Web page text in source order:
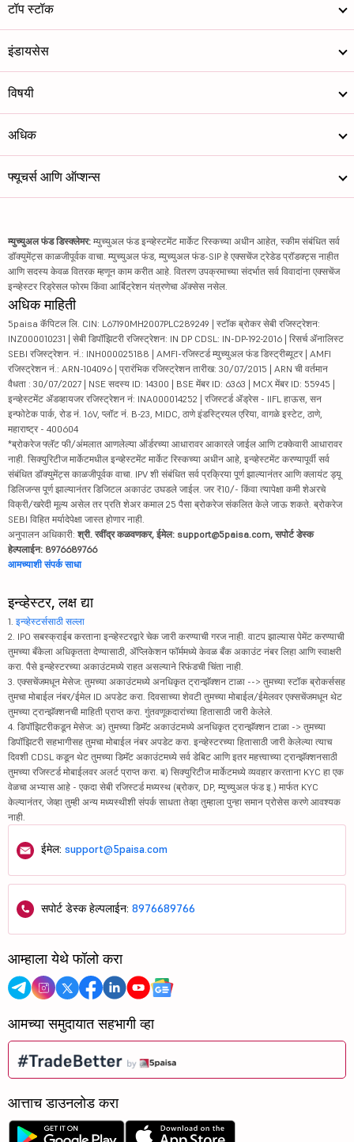
टॉप स्टॉक
इंडायसेस
विषयी
अधिक
फ्यूचर्स आणि ऑप्शन्स
म्युच्युअल फंड डिस्क्लेमर: म्युच्युअल फंड इन्व्हेस्टमेंट मार्केट रिस्कच्या अधीन आहेत, स्कीम संबंधित सर्व
डॉक्युमेंट्स काळजीपूर्वक वाचा. म्युच्युअल फंड, म्युच्युअल फंड-SIP हे एक्सचेंज ट्रेडेड प्रॉडक्ट्स नाहीत
आणि सदस्य केवळ वितरक म्हणून काम करीत आहे. वितरण उपक्रमाच्या संदर्भात सर्व विवादांना एक्सचेंज
इन्व्हेस्टर रिड्रेसल फोरम किंवा आर्बिट्रेशन यंत्रणेचा ॲक्सेस नसेल.
अधिक माहिती
5paisa कॅपिटल लि. CIN: L67190MH2007PLC289249 | स्टॉक ब्रोकर सेबी रजिस्ट्रेशन:
INZ000010231 | सेबी डिपॉझिटरी रजिस्ट्रेशन: IN DP CDSL: IN-DP-192-2016 | रिसर्च ॲनालिस्ट
SEBI रजिस्ट्रेशन. नं.: INH000025188 | AMFI-रजिस्टर्ड म्युच्युअल फंड डिस्ट्रीब्यूटर | AMFI
रजिस्ट्रेशन नं.: ARN-104096 | प्रारंभिक रजिस्ट्रेशन तारीख: 30/07/2015 | ARN ची वर्तमान
वैधता : 30/07/2027 | NSE सदस्य ID: 14300 | BSE मेंबर ID: 6363 | MCX मेंबर ID: 55945 |
इन्व्हेस्टमेंट ॲडव्हायजर रजिस्ट्रेशन नं: INA000014252 | रजिस्टर्ड ॲड्रेस - IIFL हाऊस, सन
इन्फोटेक पार्क, रोड नं. 16V, प्लॉट नं. B-23, MIDC, ठाणे इंडस्ट्रियल एरिया, वागळे इस्टेट, ठाणे,
महाराष्ट्र - 400604
*ब्रोकरेज फ्लॅट फी/अंमलात आणलेल्या ऑर्डरच्या आधारावर आकारले जाईल आणि टक्केवारी आधारावर
नाही. सिक्युरिटीज मार्केटमधील इन्व्हेस्टमेंट मार्केट रिस्कच्या अधीन आहे, इन्व्हेस्टमेंट करण्यापूर्वी सर्व
संबंधित डॉक्युमेंट्स काळजीपूर्वक वाचा. IPV शी संबंधित सर्व प्रक्रिया पूर्ण झाल्यानंतर आणि क्लायंट ड्यू
डिलिजन्स पूर्ण झाल्यानंतर डिजिटल अकाउंट उघडले जाईल. जर ₹10/- किंवा त्यापेक्षा कमी शेअरचे
विक्री/खरेदी मूल्य असेल तर प्रति शेअर कमाल 25 पैसा ब्रोकरेज संकलित केले जाऊ शकते. ब्रोकरेज
SEBI विहित मर्यादेपेक्षा जास्त होणार नाही.
अनुपालन अधिकारी: श्री. रवींद्र कळवणकर, ईमेल: support@5paisa.com, सपोर्ट डेस्क
हेल्पलाईन: 8976689766
आमच्याशी संपर्क साधा
इन्व्हेस्टर, लक्ष द्या
1. इन्व्हेस्टर्ससाठी सल्ला
2. IPO सबस्क्राईब करताना इन्व्हेस्टरद्वारे चेक जारी करण्याची गरज नाही. वाटप झाल्यास पेमेंट करण्याची
तुमच्या बँकेला अधिकृतता देण्यासाठी, ॲप्लिकेशन फॉर्ममध्ये केवळ बँक अकाउंट नंबर लिहा आणि स्वाक्षरी
करा. पैसे इन्व्हेस्टरच्या अकाउंटमध्ये राहत असल्याने रिफंडची चिंता नाही.
3. एक्सचेंजमधून मेसेज: तुमच्या अकाउंटमध्ये अनधिकृत ट्रान्झॅक्शन टाळा --> तुमच्या स्टॉक ब्रोकर्ससह
तुमचा मोबाईल नंबर/ईमेल ID अपडेट करा. दिवसाच्या शेवटी तुमच्या मोबाईल/ईमेलवर एक्सचेंजमधून थेट
तुमच्या ट्रान्झॅक्शनची माहिती प्राप्त करा. गुंतवणूकदारांच्या हितासाठी जारी केलेले.
4. डिपॉझिटरीकडून मेसेज: अ) तुमच्या डिमॅट अकाउंटमध्ये अनधिकृत ट्रान्झॅक्शन टाळा -> तुमच्या
डिपॉझिटरी सहभागीसह तुमचा मोबाईल नंबर अपडेट करा. इन्व्हेस्टरच्या हितासाठी जारी केलेल्या त्याच
दिवशी CDSL कडून थेट तुमच्या डिमॅट अकाउंटमध्ये सर्व डेबिट आणि इतर महत्त्वाच्या ट्रान्झॅक्शनसाठी
तुमच्या रजिस्टर्ड मोबाईलवर अलर्ट प्राप्त करा. ब) सिक्युरिटीज मार्केटमध्ये व्यवहार करताना KYC हा एक
वेळचा अभ्यास आहे - एकदा सेबी रजिस्टर्ड मध्यस्थ (ब्रोकर, DP, म्युच्युअल फंड इ.) मार्फत KYC
केल्यानंतर, जेव्हा तुम्ही अन्य मध्यस्थीशी संपर्क साधता तेव्हा तुम्हाला पुन्हा समान प्रोसेस करणे आवश्यक
नाही.
ईमेल: support@5paisa.com
सपोर्ट डेस्क हेल्पलाईन: 8976689766
आम्हाला येथे फॉलो करा
आमच्या समुदायात सहभागी व्हा
आत्ताच डाउनलोड करा